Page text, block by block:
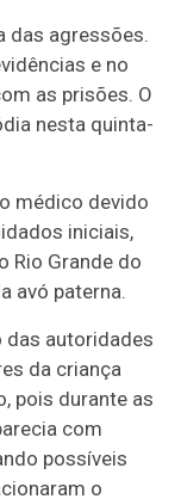
das agressões.
e no
as prisões. O
nesta quinta-
médico devido
iniciais,
Rio Grande do
avó paterna.
das autoridades
da criança
pois durante as
com
possíveis
o